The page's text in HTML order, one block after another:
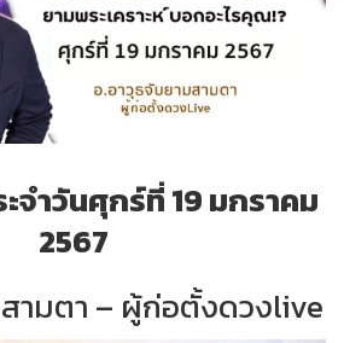
จำวันศุกร์ที่ 19 มกราคม
2567
ามตา – ผู้ก่อตั้งดวงlive